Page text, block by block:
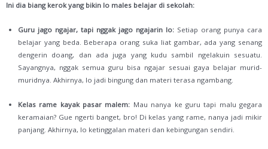
Ini dia biang kerok yang bikin lo males belajar di sekolah:
Guru jago ngajar, tapi nggak jago ngajarin lo: Setiap orang punya cara
belajar yang beda. Beberapa orang suka liat gambar, ada yang senang
dengerin doang, dan ada juga yang kudu sambil ngelakuin sesuatu.
Sayangnya, nggak semua guru bisa ngajar sesuai gaya belajar murid-
muridnya. Akhirnya, lo jadi bingung dan materi terasa ngambang.
Kelas rame kayak pasar malem: Mau nanya ke guru tapi malu gegara
keramaian? Gue ngerti banget, bro! Di kelas yang rame, nanya jadi mikir
panjang. Akhirnya, lo ketinggalan materi dan kebingungan sendiri.